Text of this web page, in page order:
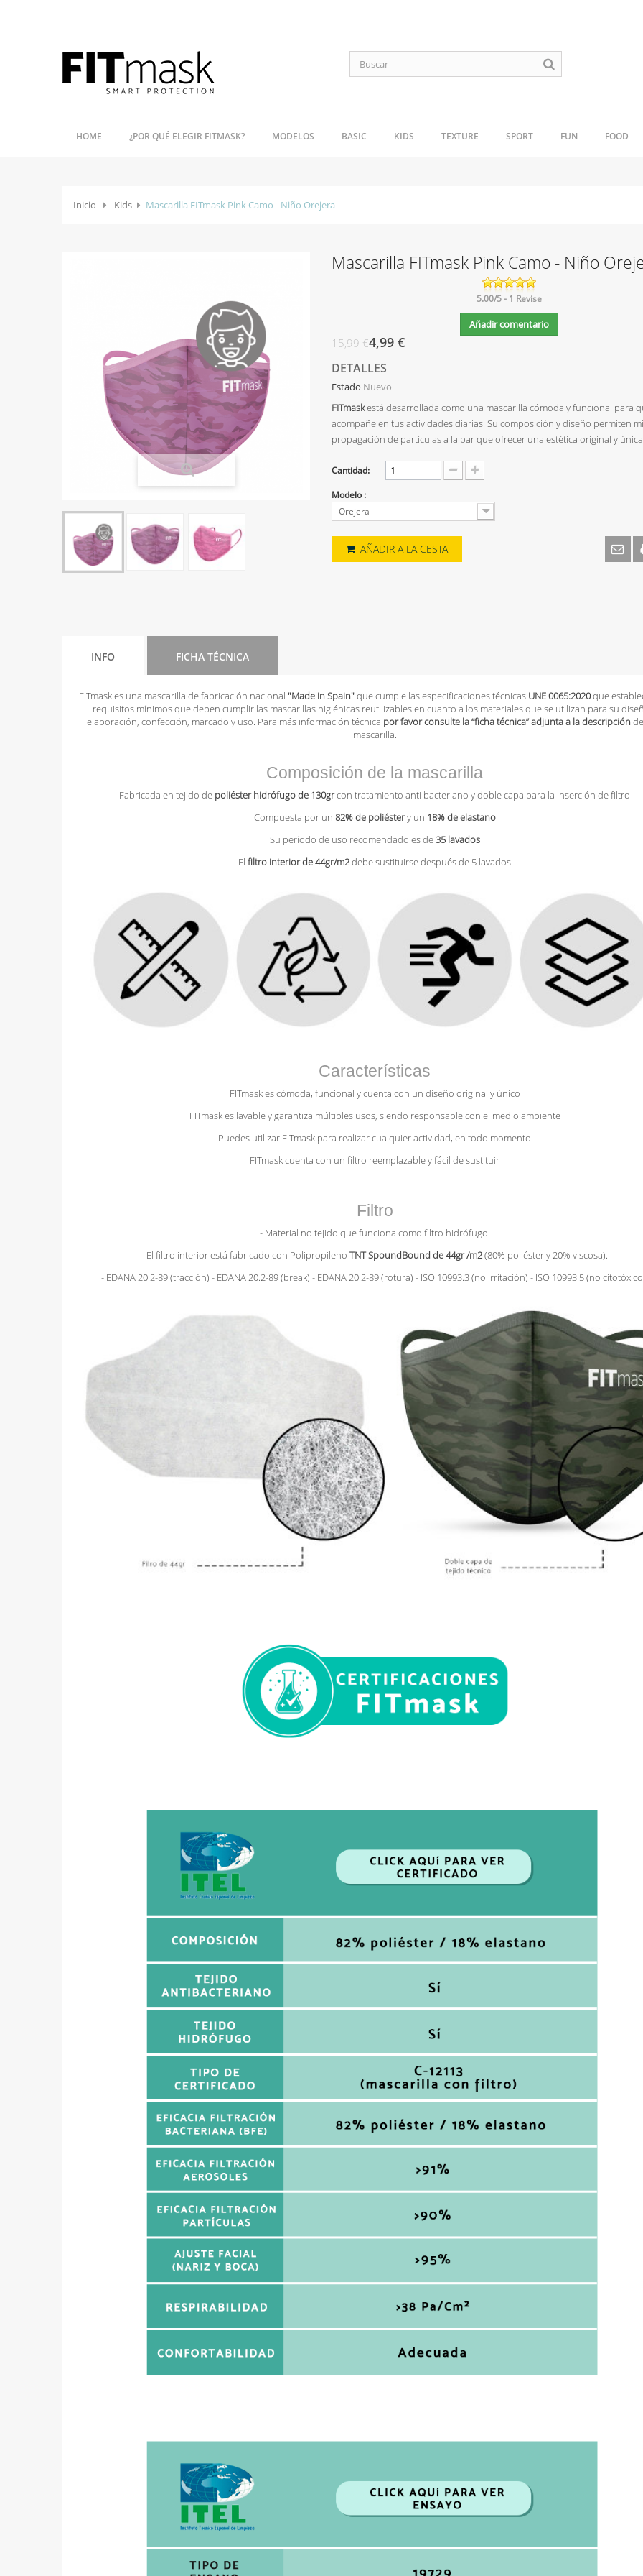
HOME ¿POR QUÉ ELEGIR FITMASK? MODELOS BASIC KIDS TEXTURE SPORT FUN FOOD
Inicio Kids Mascarilla FITmask Pink Camo - Niño Orejera
Mascarilla FITmask Pink Camo - Niño
5.00/5- 1 Revise
Añadir comentario
15,99 €4,99 €
DETALLES
Estado Nuevo
FITmaskestá desarrollada como una mascarilla cómoda y funcional para
acompañe en tus actividades diarias. Su composición y diseño permiten
propagación de partículas a la par que ofrecer una estética original y
Cantidad:
Modelo :
Orejera
AÑADIR A LA CESTA
INFO FICHA TÉCNICA
FITmask es una mascarilla de fabricación nacional "Made in Spain"que cumple las especificaciones técnicas UNE 0065:2020que
requisitos mínimos que deben cumplir las mascarillas higiénicas reutilizables en cuanto a los materiales que se utilizan para su
elaboración, confección, marcado y uso. Para más información técnica por favor consulte la “ficha técnica” adjunta a la descripción
mascarilla.
Composición de la mascarilla
Fabricada en tejido de poliéster hidrófugo de 130grcon tratamiento anti bacteriano y doble capa para la inserción de filtro
Compuesta por un 82% de poliéstery un 18% de elastano
Su período de uso recomendado es de35 lavados
El filtro interior de 44gr/m2debe sustituirse después de 5 lavados
Características
FITmask es cómoda, funcional y cuenta con un diseño original y único
FITmask es lavable y garantiza múltiples usos, siendo responsable con el medio ambiente
Puedes utilizar FITmask para realizar cualquier actividad, en todo momento
FITmask cuenta con un filtro reemplazable y fácil de sustituir
Filtro
- Material no tejido que funciona como filtro hidrófugo.
- El filtro interior está fabricado con Polipropileno TNT SpoundBound de 44gr /m2(80% poliéster y 20% viscosa).
- EDANA 20.2-89 (tracción) - EDANA 20.2-89 (break) - EDANA 20.2-89 (rotura) - ISO 10993.3 (no irritación) - ISO 10993.5 (no